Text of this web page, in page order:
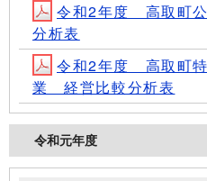
令和2年度 高取町
分析表
令和2年度 高取町
業 経営比較分析表
令和元年度